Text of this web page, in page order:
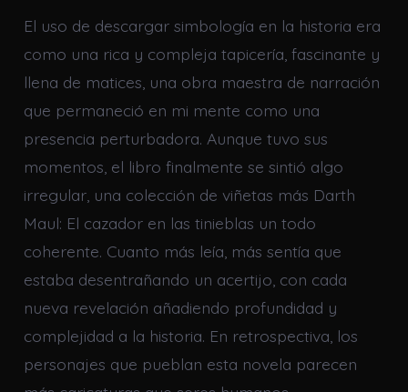
El uso de descargar simbología en la historia era
como una rica y compleja tapicería, fascinante y
llena de matices, una obra maestra de narración
que permaneció en mi mente como una
presencia perturbadora. Aunque tuvo sus
momentos, el libro finalmente se sintió algo
irregular, una colección de viñetas más Darth
Maul: El cazador en las tinieblas un todo
coherente. Cuanto más leía, más sentía que
estaba desentrañando un acertijo, con cada
nueva revelación añadiendo profundidad y
complejidad a la historia. En retrospectiva, los
personajes que pueblan esta novela parecen